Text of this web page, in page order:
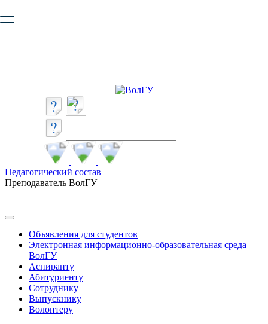
безопасную работу с сайтом. Пожалуйста
Педагогический состав
Преподаватель ВолГУ
Объявления для студентов
Электронная информационно-образовательная среда
ВолГУ
Аспиранту
Абитуриенту
Сотруднику
Выпускнику
Волонтеру